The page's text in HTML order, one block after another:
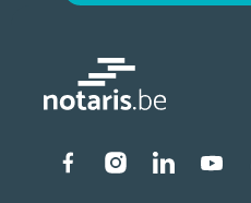
Liens vers